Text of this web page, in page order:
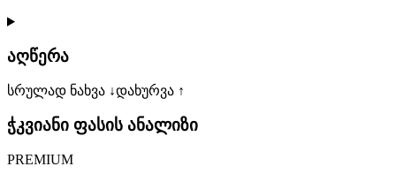
აღწერა
სრულად ნახვა ↓დახურვა ↑
ჭკვიანი ფასის ანალიზი
PREMIUM